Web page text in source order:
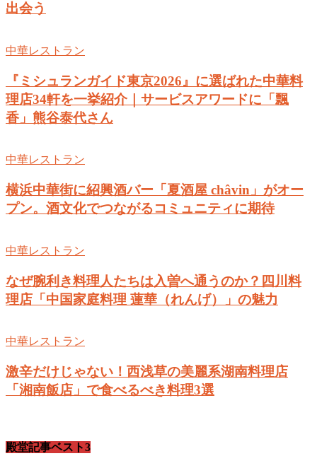
出会う
中華レストラン
『ミシュランガイド東京2026』に選ばれた中華料
理店34軒を一挙紹介｜サービスアワードに「飄
香」熊谷泰代さん
中華レストラン
横浜中華街に紹興酒バー「夏酒屋 châvin」がオー
プン。酒文化でつながるコミュニティに期待
中華レストラン
なぜ腕利き料理人たちは入曽へ通うのか？四川料
理店「中国家庭料理 蓮華（れんげ）」の魅力
中華レストラン
激辛だけじゃない！西浅草の美麗系湖南料理店
「湘南飯店」で食べるべき料理3選
殿堂記事ベスト3